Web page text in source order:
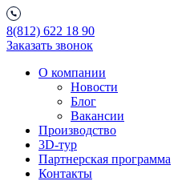
8(812) 622 18 90
Заказать звонок
О компании
Новости
Блог
Вакансии
Производство
3D-тур
Партнерская программа
Контакты